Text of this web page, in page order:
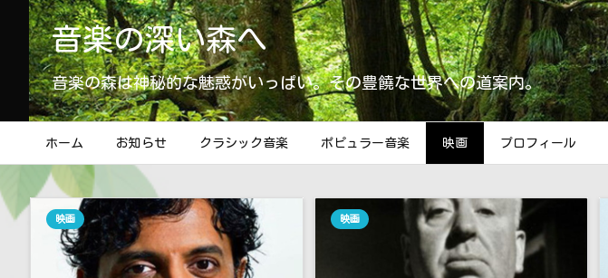
音楽の深い森へ
音楽の森は神秘的な魅惑がいっぱい。その豊饒な世界への道案内。
ホーム お知らせ クラシック音楽 ポピュラー音楽 映画 プロフィール
映画 映画